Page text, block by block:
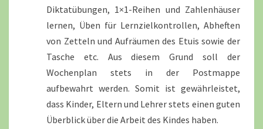
Diktatübungen, 1×1-Reihen und Zahlenhäuser
lernen, Üben für Lernzielkontrollen, Abheften
von Zetteln und Aufräumen des Etuis sowie der
Tasche etc. Aus diesem Grund soll der
Wochenplan stets in der Postmappe
aufbewahrt werden. Somit ist gewährleistet,
dass Kinder, Eltern und Lehrer stets einen guten
Überblick über die Arbeit des Kindes haben.